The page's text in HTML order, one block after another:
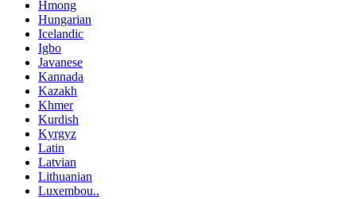
Hmong
Hungarian
Icelandic
Igbo
Javanese
Kannada
Kazakh
Khmer
Kurdish
Kyrgyz
Latin
Latvian
Lithuanian
Luxembou..